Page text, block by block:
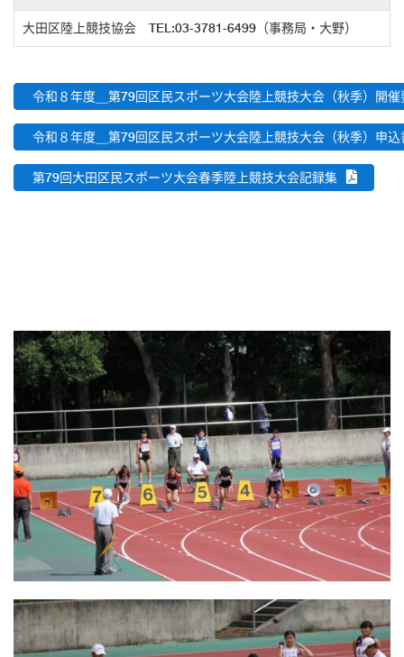
大田区陸上競技協会 TEL:03-3781-6499（事務局・大野）
令和８年度＿第79回区民スポーツ大会陸上競技大会（秋季）開催
令和８年度＿第79回区民スポーツ大会陸上競技大会（秋季）申込
第79回大田区民スポーツ大会春季陸上競技大会記録集